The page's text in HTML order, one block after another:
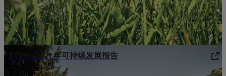
STIHL 2021 年可持续发展报告